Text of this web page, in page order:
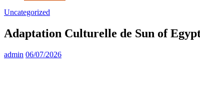
Uncategorized
Adaptation Culturelle de Sun of
admin 06/07/2026